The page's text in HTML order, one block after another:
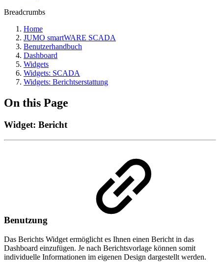
Breadcrumbs
Home
JUMO smartWARE SCADA
Benutzerhandbuch
Dashboard
Widgets
Widgets: SCADA
Widgets: Berichtserstattung
On this Page
Widget: Bericht
Benutzung
Das Berichts Widget ermöglicht es Ihnen einen Bericht in das
Dashboard einzufügen. Je nach Berichtsvorlage können somit
individuelle Informationen im eigenen Design dargestellt werden.